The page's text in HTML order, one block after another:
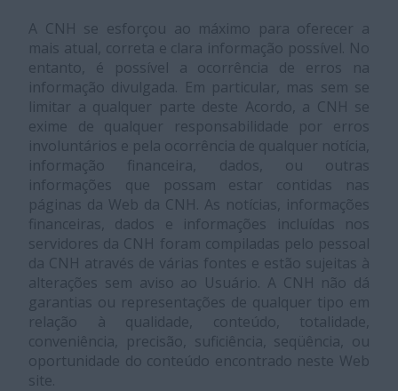
A CNH se esforçou ao máximo para oferecer a
mais atual, correta e clara informação possível. No
entanto, é possível a ocorrência de erros na
informação divulgada. Em particular, mas sem se
limitar a qualquer parte deste Acordo, a CNH se
exime de qualquer responsabilidade por erros
involuntários e pela ocorrência de qualquer notícia,
informação financeira, dados, ou outras
informações que possam estar contidas nas
páginas da Web da CNH. As notícias, informações
financeiras, dados e informações incluídas nos
servidores da CNH foram compiladas pelo pessoal
da CNH através de várias fontes e estão sujeitas à
alterações sem aviso ao Usuário. A CNH não dá
garantias ou representações de qualquer tipo em
relação à qualidade, conteúdo, totalidade,
conveniência, precisão, suficiência, seqüência, ou
oportunidade do conteúdo encontrado neste Web
site.